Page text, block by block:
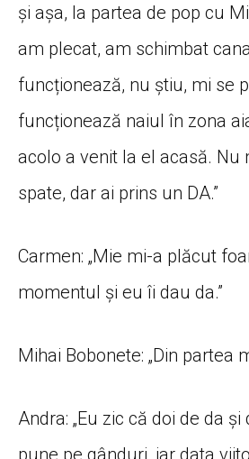
și așa, la partea de pop cu
am plecat, am schimbat
funcționează, nu știu, mi se
funcționează naiul în zona
acolo a venit la el acasă. Nu
spate, dar ai prins un DA.”
Carmen: „Mie mi-a plăcut
momentul și eu îi dau da.”
Mihai Bobonete: „Din partea
Andra: „Eu zic că doi de da
pune pe gânduri, iar data